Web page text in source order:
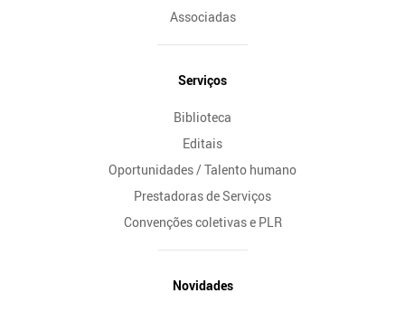
Associadas
Serviços
Biblioteca
Editais
Oportunidades / Talento humano
Prestadoras de Serviços
Convenções coletivas e PLR
Novidades